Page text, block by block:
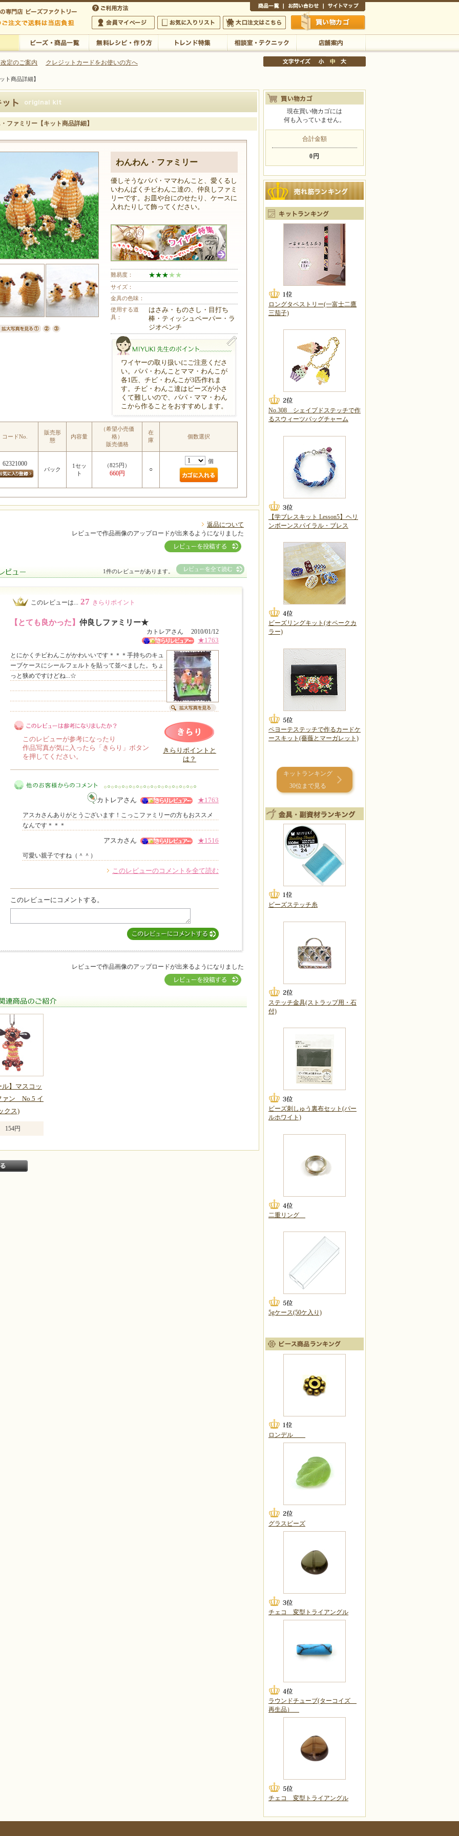
クセサリーの専門店
専門店 ビーズファクトリー 5,000円以上のご注文で送料は当店が負担いたします
5,000円以上のご注文で送料は当店が負担いたします
会員マイページ
お気に入りリスト 大口注文はこちら 買い物かご
店舗案内
定のご案内 クレジットカードをお使いの方へ
ト商品詳細】
ファミリー【キット商品詳細】
わんわん・ファミリー
優しそうなパパ・ママわんこと、愛くるし
いわんぱくチビわんこ達の、仲良しファミ
リーです。お皿や台にのせたり、ケースに
入れたりして飾ってください。
難易度： ★★★★★
サイズ：
金具の色味：
使用する道
具：
はさみ・ものさし・目打ち
棒・ティッシュペーパー・ラ
ジオペンチ
ワイヤーの取り扱いにご注意くださ
い。パパ・わんことママ・わんこが
各1匹、チビ・わんこが3匹作れま
す。チビ・わんこ達はビーズが小さ
くて難しいので、パパ・ママ・わん
こから作ることをおすすめします。
コードNo.
販売形
態
内容量
（希望小売価
格）
販売価格
在
庫
個数選択
62321000
パック
1セッ
ト
（825円）
660円
○
個
返品について
レビューで作品画像のアップロードが出来るようになりました
1件のレビューがあります。
このレビューは... 27 きらりポイント
【とても良かった】 仲良しファミリー★
カトレアさん 2010/01/12
★1763
とにかくチビわんこがかわいいです＊＊＊手持ちのキュ
ーブケースにシールフェルトを貼って並べました。ちょ
っと狭めですけどね...☆
このレビューは参考になりましたか？
このレビューが参考になったり
作品写真が気に入ったら「きらり」ボタン
を押してください。
きらりポイントと
は？
他のお客様からのコメント
カトレアさん ★1763
アスカさんありがとうございます！こっこファミリーの方もおススメ
なんです＊＊＊
アスカさん ★1516
可愛い親子ですね（＾＾）
このレビューのコメントを全て読む
このレビューにコメントする。
レビューで作品画像のアップロードが出来るようになりました
ル】マスコッ
ァン No.5 イ
クス)
154円
現在買い物カゴには
何も入っていません。
合計金額
0円
ロングタペストリー(一富士二鷹
三茄子)
No.308 シェイプドステッチで作
るスウィーツバッグチャーム
【学ブレスキット Lesson5】ヘリ
ンボーンスパイラル・ブレス
ビーズリングキット(オペークカ
ラー)
ペヨーテステッチで作るカードケ
ースキット(薔薇とマーガレット)
キットランキング
30位まで見る
ビーズステッチ糸
ステッチ金具(ストラップ用・石
付)
ビーズ刺しゅう裏布セット(パー
ルホワイト)
二重リング
5gケース(50ケ入り)
ロンデル
グラスビーズ
チェコ 変型トライアングル
ラウンドチューブ(ターコイズ
再生品）
チェコ 変型トライアングル